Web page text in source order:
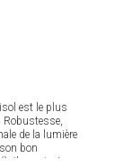
est le plus
de la lumière
bon
il convient